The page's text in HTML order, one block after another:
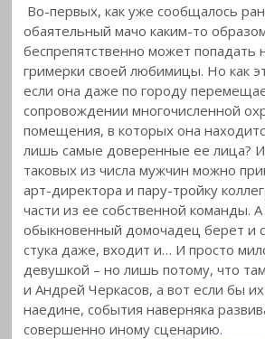
Во-первых, как уже сообщалось
обаятельный мачо каким-то
беспрепятственно может попадать
гримерки своей любимицы. Но как
если она даже по городу
сопровождении многочисленной
помещения, в которых она
лишь самые доверенные ее лица?
таковых из числа мужчин можно
арт-директора и пару-тройку
части из ее собственной команды. А
обыкновенный домочадец берет и
стука даже, входит и… И просто
девушкой – но лишь потому, что
и Андрей Черкасов, а вот если бы
наедине, события наверняка
совершенно иному сценарию.